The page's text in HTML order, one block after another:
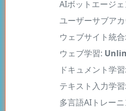
ユーザーサブア
ウェブサイト統
ウェブ学習:
ドキュメント学
テキスト入力学習:
多言語AIトレーニ
訪問者分析:✓